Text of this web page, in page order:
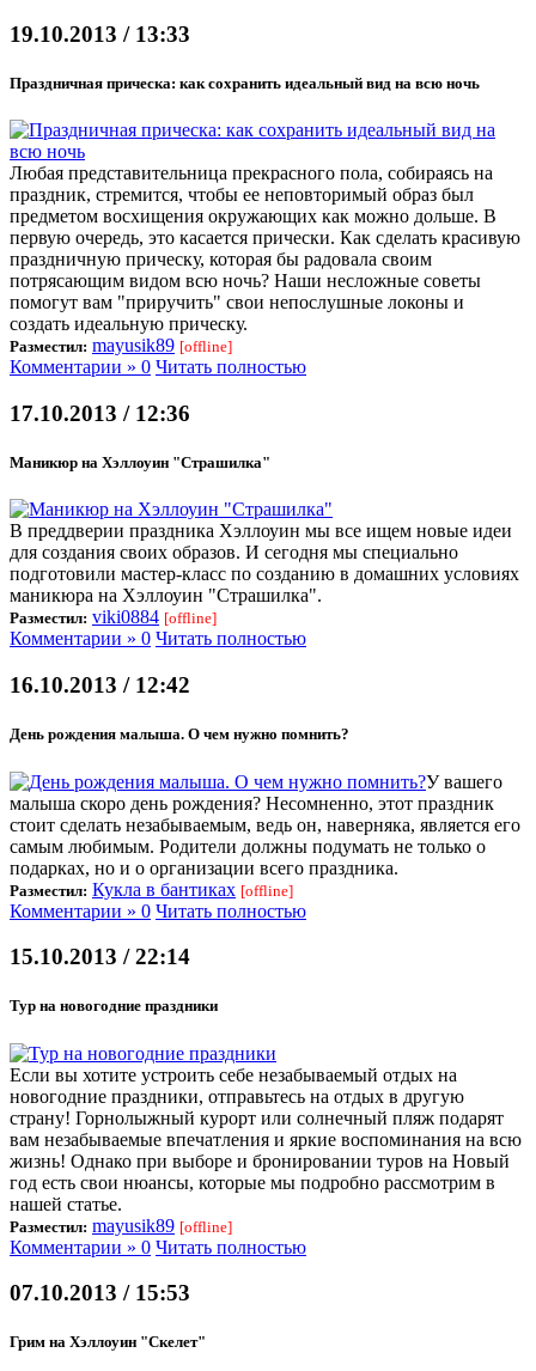
19.10.2013 / 13:33
Праздничная прическа: как сохранить идеальный вид на всю ночь
Любая представительница прекрасного пола, собираясь на
праздник, стремится, чтобы ее неповторимый образ был
предметом восхищения окружающих как можно дольше. В
первую очередь, это касается прически. Как сделать красивую
праздничную прическу, которая бы радовала своим
потрясающим видом всю ночь? Наши несложные советы
помогут вам "приручить" свои непослушные локоны и
создать идеальную прическу.
Разместил: mayusik89 [offline]
Комментарии » 0 Читать полностью
17.10.2013 / 12:36
Маникюр на Хэллоуин "Страшилка"
В преддверии праздника Хэллоуин мы все ищем новые идеи
для создания своих образов. И сегодня мы специально
подготовили мастер-класс по созданию в домашних условиях
маникюра на Хэллоуин "Страшилка".
Разместил: viki0884 [offline]
Комментарии » 0 Читать полностью
16.10.2013 / 12:42
День рождения малыша. О чем нужно помнить?
У вашего
малыша скоро день рождения? Несомненно, этот праздник
стоит сделать незабываемым, ведь он, наверняка, является его
самым любимым. Родители должны подумать не только о
подарках, но и о организации всего праздника.
Разместил: Кукла в бантиках [offline]
Комментарии » 0 Читать полностью
15.10.2013 / 22:14
Тур на новогодние праздники
Если вы хотите устроить себе незабываемый отдых на
новогодние праздники, отправьтесь на отдых в другую
страну! Горнолыжный курорт или солнечный пляж подарят
вам незабываемые впечатления и яркие воспоминания на всю
жизнь! Однако при выборе и бронировании туров на Новый
год есть свои нюансы, которые мы подробно рассмотрим в
нашей статье.
Разместил: mayusik89 [offline]
Комментарии » 0 Читать полностью
07.10.2013 / 15:53
Грим на Хэллоуин "Скелет"